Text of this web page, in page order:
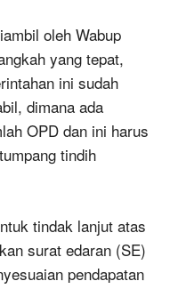
oleh Wabup
yang tepat,
ini sudah
dimana ada
OPD dan ini harus
tindih
tindak lanjut atas
surat edaran (SE)
pendapatan